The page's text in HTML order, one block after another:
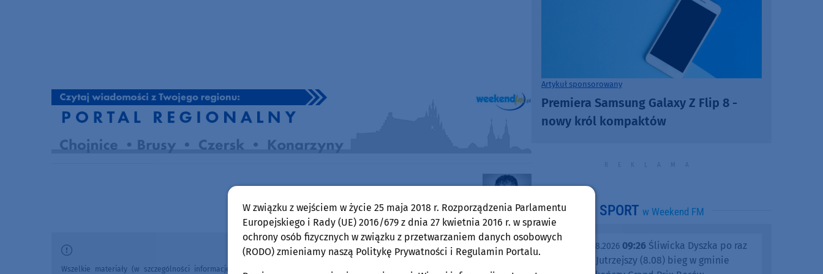
Pokaż e-mail
O tej sprawie usłyszysz też w radiu Weekend
Wszelkie materiały (w szczególności informacje lokalne, zdjęcia,
Artykuł sponsorowany
Premiera Samsung Galaxy Z Flip 8 -
nowy król kompaktów
SPORT w Weekend FM
piątek, 07.08.2026 09:26 Śliwicka Dyszka po raz
dziesiąty. Jutrzejszy (8.08) bieg w gminie
W związku z wejściem w życie 25 maja 2018 r. Rozporządzenia Parlamentu
Europejskiego i Rady (UE) 2016/679 z dnia 27 kwietnia 2016 r. w sprawie
ochrony osób fizycznych w związku z przetwarzaniem danych osobowych
(RODO) zmieniamy naszą Politykę Prywatności i Regulamin Portalu.